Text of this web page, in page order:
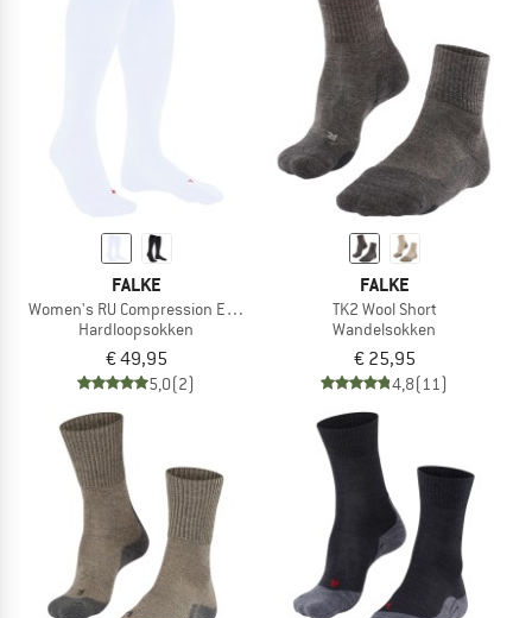
FALKE
Women's RU Compression Energy
Hardloopsokken
€ 49,95
5,0(2)
FALKE
TK2 Wool Short
Wandelsokken
€ 25,95
4,8(11)